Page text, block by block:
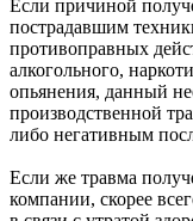
Если причиной
пострадавшим
противоправных
алкогольного,
опьянения, данный
производственной
либо негативным
Если же травма
компании, скорее